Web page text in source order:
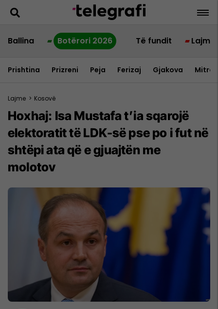
Ballina Botërori 2026 Të fundit Lajme
Prishtina Prizreni Peja Ferizaj Gjakova
Lajme > Kosovë
Hoxhaj: Isa Mustafa t’ia sqarojë
elektoratit të LDK-së pse po i fut në
shtëpi ata që e gjuajtën me
molotov